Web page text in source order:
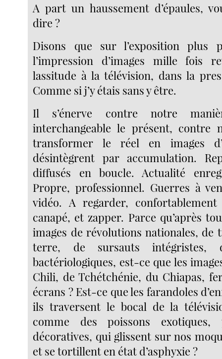
A part un haussement d’épaules,
dire ?
Disons que sur l’exposition plus
l’impression d’images mille fois
lassitude à la télévision, dans la
Comme si j’y étais sans y être.
Il s’énerve contre notre
interchangeable le présent, contre
transformer le réel en images
désintègrent par accumulation.
diffusés en boucle. Actualité
Propre, professionnel. Guerres à
vidéo. A regarder,
canapé, et zapper. Parce qu’après
images de révolutions nationales, de
terre, de sursauts intégristes,
bactériologiques, est-ce que les
Chili, de Tchétchénie, du Chiapas,
écrans ? Est-ce que les farandoles
ils traversent le bocal de la
comme des poissons exotiques,
décoratives, qui glissent sur nos
et se tortillent en état d’asphyxie ?